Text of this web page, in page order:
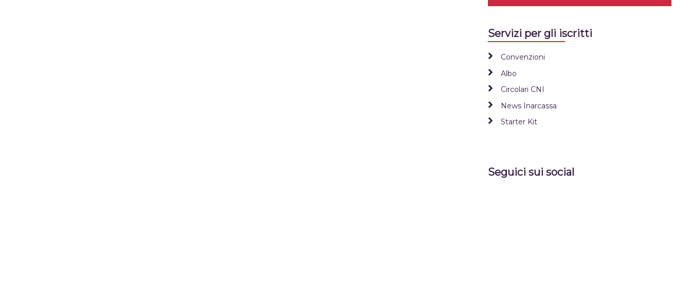
Servizi per gli iscritti
Convenzioni
Albo
Circolari CNI
News Inarcassa
Starter Kit
Seguici sui social